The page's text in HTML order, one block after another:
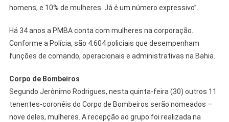
homens, e 10% de mulheres. Já é um número expressivo”.
Há 34 anos a PMBA conta com mulheres na corporação.
Conforme a Polícia, são 4.604 policiais que desempenham
funções de comando, operacionais e administrativas na Bahia.
Corpo de Bombeiros
Segundo Jerônimo Rodrigues, nesta quinta-feira (30) outros 11
tenentes-coronéis do Corpo de Bombeiros serão nomeados –
nove deles, mulheres. A recepção ao grupo foi realizada na